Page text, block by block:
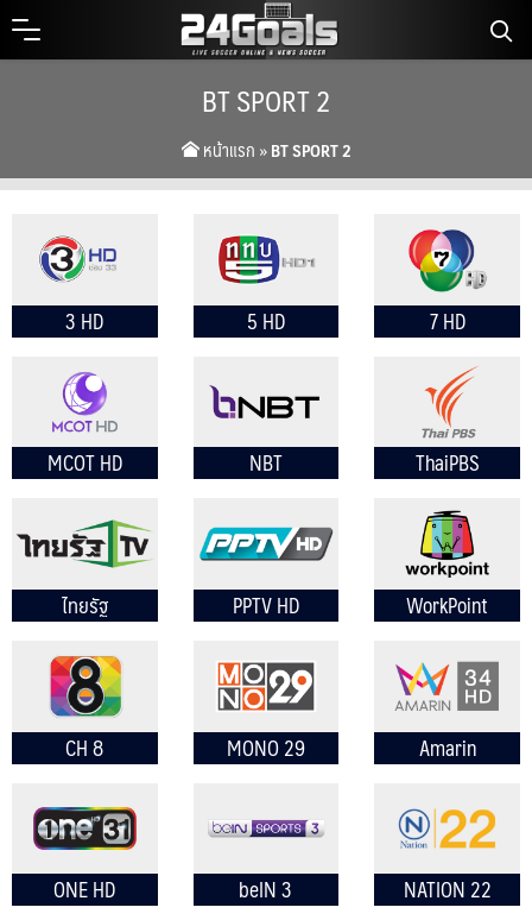
Skip
NEWS
BT SPORT 2
หน้าแรก »BT SPORT 2
3 HD 5 HD 7 HD
MCOT HD NBT ThaiPBS
ไทยรัฐ PPTV HD WorkPoint
CH 8 MONO 29 Amarin
ONE HD beIN 3 NATION 22